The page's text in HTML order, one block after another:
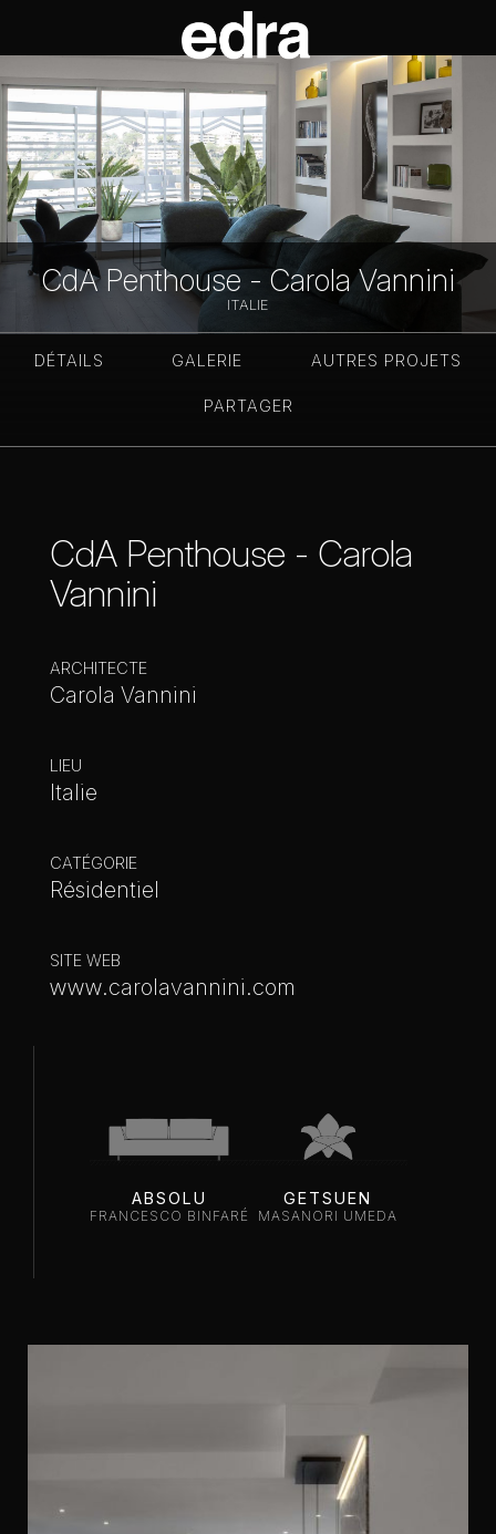
CdA Penthouse - Carola Vannini
ITALIE
DÉTAILS GALERIE AUTRES PROJETS
PARTAGER
CdA Penthouse - Carola
Vannini
ARCHITECTE
Carola Vannini
LIEU
Italie
CATÉGORIE
Résidentiel
SITE WEB
www.carolavannini.com
ABSOLU
FRANCESCO BINFARÉ
GETSUEN
MASANORI UMEDA